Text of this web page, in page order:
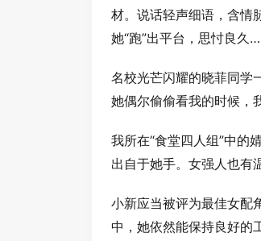
材。说话轻声细语，含情
她“跑”出平台，思忖良久
名校光芒闪耀的晓菲同学
她偶尔偷偷看我的时候，
我所在“食堂四人组”中的
出自于她手。女强人也有
小新应当被评为最佳女配
中，她依然能保持良好的